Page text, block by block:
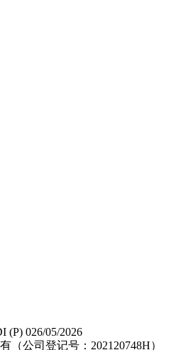
(P) 026/05/2026
（公司登记号：202120748H）